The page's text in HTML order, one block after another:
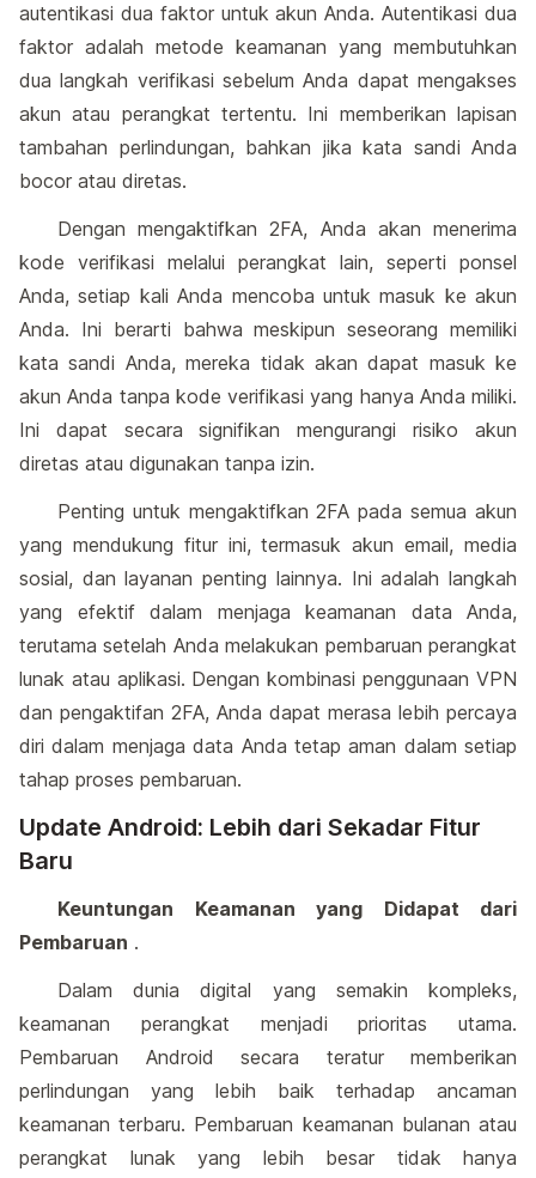
autentikasi dua faktor untuk akun Anda. Autentikasi dua
faktor adalah metode keamanan yang membutuhkan
dua langkah verifikasi sebelum Anda dapat mengakses
akun atau perangkat tertentu. Ini memberikan lapisan
tambahan perlindungan, bahkan jika kata sandi Anda
bocor atau diretas.
Dengan mengaktifkan 2FA, Anda akan menerima
kode verifikasi melalui perangkat lain, seperti ponsel
Anda, setiap kali Anda mencoba untuk masuk ke akun
Anda. Ini berarti bahwa meskipun seseorang memiliki
kata sandi Anda, mereka tidak akan dapat masuk ke
akun Anda tanpa kode verifikasi yang hanya Anda miliki.
Ini dapat secara signifikan mengurangi risiko akun
diretas atau digunakan tanpa izin.
Penting untuk mengaktifkan 2FA pada semua akun
yang mendukung fitur ini, termasuk akun email, media
sosial, dan layanan penting lainnya. Ini adalah langkah
yang efektif dalam menjaga keamanan data Anda,
terutama setelah Anda melakukan pembaruan perangkat
lunak atau aplikasi. Dengan kombinasi penggunaan VPN
dan pengaktifan 2FA, Anda dapat merasa lebih percaya
diri dalam menjaga data Anda tetap aman dalam setiap
tahap proses pembaruan.
Update Android: Lebih dari Sekadar Fitur
Baru
Keuntungan Keamanan yang Didapat dari
Pembaruan .
Dalam dunia digital yang semakin kompleks,
keamanan perangkat menjadi prioritas utama.
Pembaruan Android secara teratur memberikan
perlindungan yang lebih baik terhadap ancaman
keamanan terbaru. Pembaruan keamanan bulanan atau
perangkat lunak yang lebih besar tidak hanya